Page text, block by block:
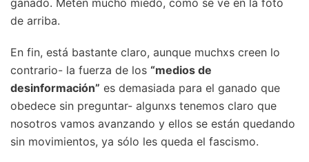
ganado. Meten mucho miedo, como se ve en la foto
de arriba.
En fin, está bastante claro, aunque muchxs creen lo
contrario- la fuerza de los “medios de
desinformación” es demasiada para el ganado que
obedece sin preguntar- algunxs tenemos claro que
nosotros vamos avanzando y ellos se están quedando
sin movimientos, ya sólo les queda el fascismo.